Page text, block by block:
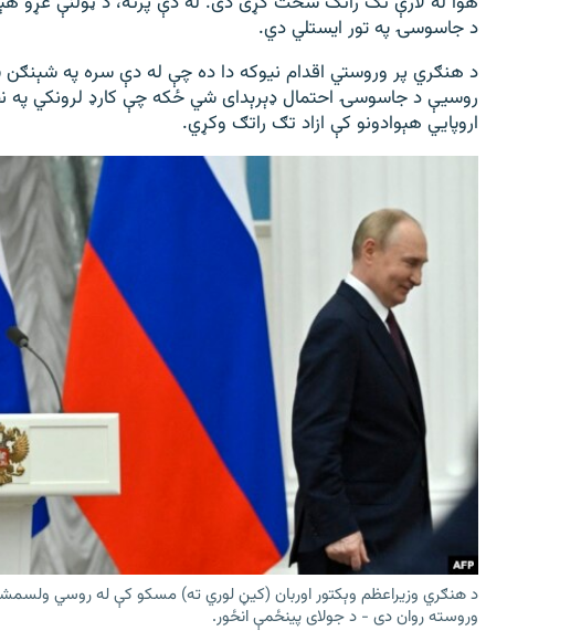
د جاسوسۍ په تور ایستلي دي.
د هنګري پر وروستي اقدام نیوکه دا ده چې له دې سره په
روسیې د جاسوسۍ احتمال ډېرېدای شي ځکه چې کارډ لرونکي
اروپايي هېوادونو کې ازاد تګ راتګ وکړي.
د هنګري وزیراعظم وېکتور اوربان (کیڼ لوري ته) مسکو کې له روسي
وروسته روان دی - د جولای پینځمې انځور.